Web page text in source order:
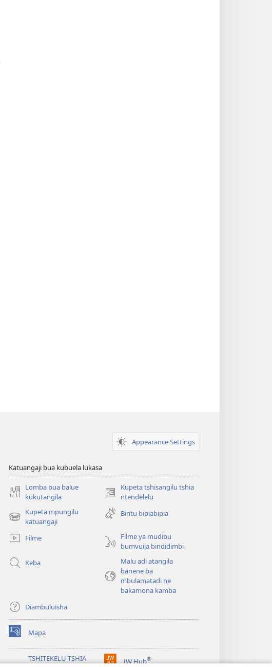
Appearance Settings
Katuangaji bua kubuela lukasa
Lomba bua balue
kukutangila
Kupeta tshisangilu tshia
ntendelelu
(bikangula
dibeji
dikuabu)
Kupeta mpungilu
katuangaji
(bikangula
dikuabu)
Bintu bipiabipia
Filme
Filme ya mudibu
bumvuija bindidimbi
Keba
Malu adi atangila
banene ba
mbulamatadi ne
bakamona kamba
Diambuluisha
Mapa
(bikangula
dibeji
dikuabu)TSHITEKELU TSHIA
JW Hub®